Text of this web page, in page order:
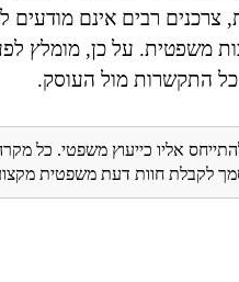
צרכנים רבים אינם
משפטית. על כן, מומלץ
התקשרות מול העוסק.
אליו כייעוץ משפטי. כל
לקבלת חוות דעת משפטית